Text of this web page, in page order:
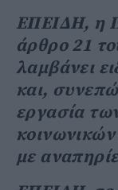
ΕΠΕΙΔΗ, η
άρθρο 21
λαμβάνει
και,
εργασία
με